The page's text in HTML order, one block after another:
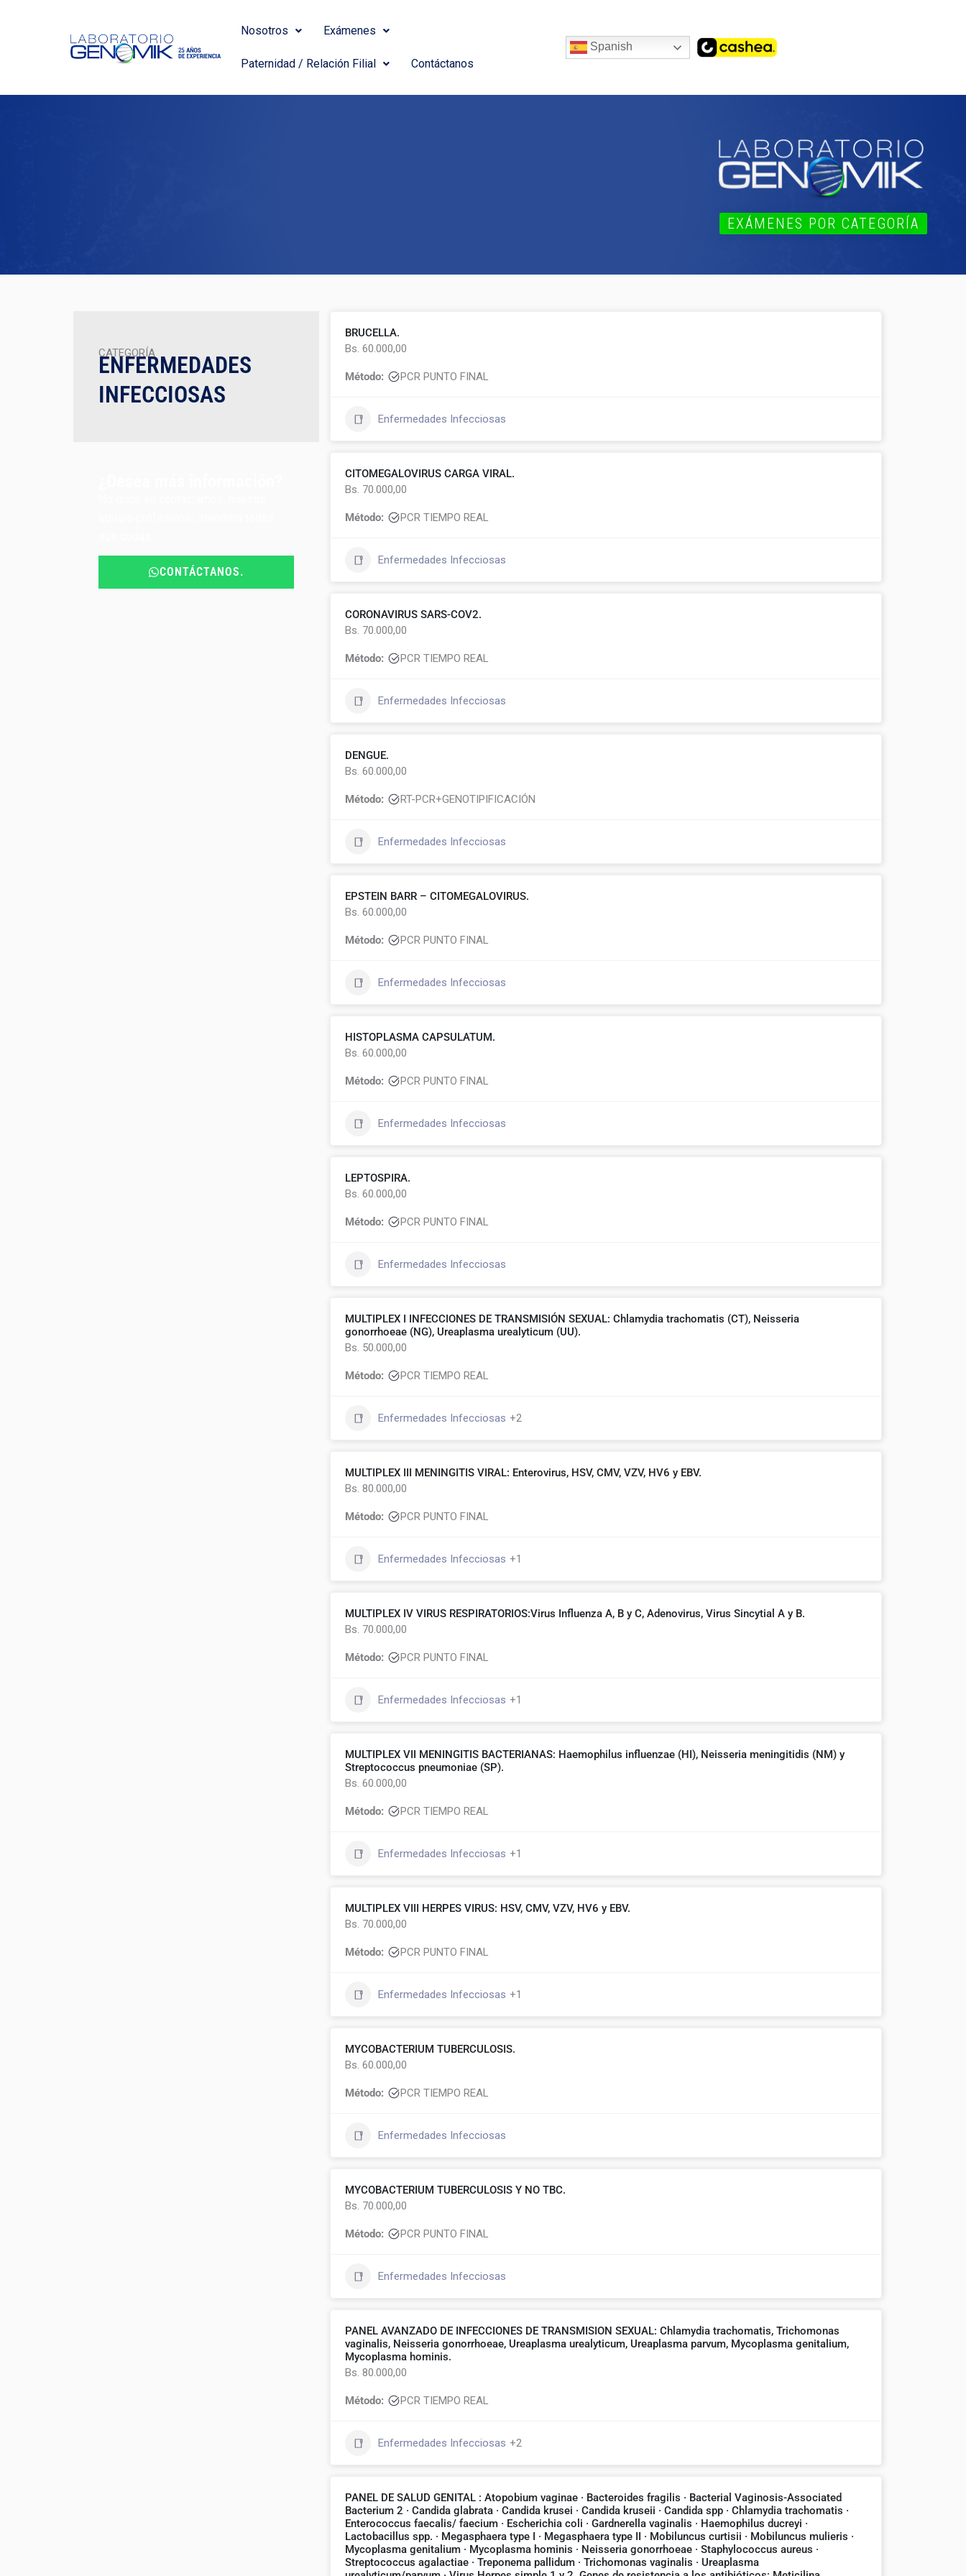
Nosotros Exámenes
Paternidad / Relación Filial Contáctanos
Spanish
EXÁMENES POR CATEGORÍA
CATEGORÍA
ENFERMEDADES
INFECCIOSAS
CONTÁCTANOS.
BRUCELLA.
Bs. 60.000,00
Método: PCR PUNTO FINAL
Enfermedades Infecciosas
CITOMEGALOVIRUS CARGA VIRAL.
Bs. 70.000,00
Método: PCR TIEMPO REAL
Enfermedades Infecciosas
CORONAVIRUS SARS-COV2.
Bs. 70.000,00
Método: PCR TIEMPO REAL
Enfermedades Infecciosas
DENGUE.
Bs. 60.000,00
Método: RT-PCR+GENOTIPIFICACIÓN
Enfermedades Infecciosas
EPSTEIN BARR – CITOMEGALOVIRUS.
Bs. 60.000,00
Método: PCR PUNTO FINAL
Enfermedades Infecciosas
HISTOPLASMA CAPSULATUM.
Bs. 60.000,00
Método: PCR PUNTO FINAL
Enfermedades Infecciosas
LEPTOSPIRA.
Bs. 60.000,00
Método: PCR PUNTO FINAL
Enfermedades Infecciosas
MULTIPLEX I INFECCIONES DE TRANSMISIÓN SEXUAL: Chlamydia trachomatis (CT), Neisseria
gonorrhoeae (NG), Ureaplasma urealyticum (UU).
Bs. 50.000,00
Método: PCR TIEMPO REAL
Enfermedades Infecciosas +2
MULTIPLEX III MENINGITIS VIRAL: Enterovirus, HSV, CMV, VZV, HV6 y EBV.
Bs. 80.000,00
Método: PCR PUNTO FINAL
Enfermedades Infecciosas +1
MULTIPLEX IV VIRUS RESPIRATORIOS:Virus Influenza A, B y C, Adenovirus, Virus Sincytial A y B.
Bs. 70.000,00
Método: PCR PUNTO FINAL
Enfermedades Infecciosas +1
MULTIPLEX VII MENINGITIS BACTERIANAS: Haemophilus influenzae (HI), Neisseria meningitidis (NM) y
Streptococcus pneumoniae (SP).
Bs. 60.000,00
Método: PCR TIEMPO REAL
Enfermedades Infecciosas +1
MULTIPLEX VIII HERPES VIRUS: HSV, CMV, VZV, HV6 y EBV.
Bs. 70.000,00
Método: PCR PUNTO FINAL
Enfermedades Infecciosas +1
MYCOBACTERIUM TUBERCULOSIS.
Bs. 60.000,00
Método: PCR TIEMPO REAL
Enfermedades Infecciosas
MYCOBACTERIUM TUBERCULOSIS Y NO TBC.
Bs. 70.000,00
Método: PCR PUNTO FINAL
Enfermedades Infecciosas
PANEL AVANZADO DE INFECCIONES DE TRANSMISION SEXUAL: Chlamydia trachomatis, Trichomonas
vaginalis, Neisseria gonorrhoeae, Ureaplasma urealyticum, Ureaplasma parvum, Mycoplasma genitalium,
Mycoplasma hominis.
Bs. 80.000,00
Método: PCR TIEMPO REAL
Enfermedades Infecciosas +2
PANEL DE SALUD GENITAL : Atopobium vaginae · Bacteroides fragilis · Bacterial Vaginosis-Associated
Bacterium 2 · Candida glabrata · Candida krusei · Candida kruseii · Candida spp · Chlamydia trachomatis ·
Enterococcus faecalis/ faecium · Escherichia coli · Gardnerella vaginalis · Haemophilus ducreyi ·
Lactobacillus spp. · Megasphaera type I · Megasphaera type II · Mobiluncus curtisii · Mobiluncus mulieris ·
Mycoplasma genitalium · Mycoplasma hominis · Neisseria gonorrhoeae · Staphylococcus aureus ·
Streptococcus agalactiae · Treponema pallidum · Trichomonas vaginalis · Ureaplasma